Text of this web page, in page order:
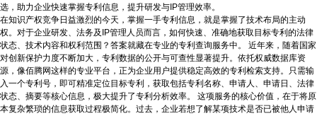
选，助力企业快速掌握专利信息，提升研发与IP管理效率。
在知识产权竞争日益激烈的今天，掌握一手专利信息，就是掌握了技术布局的主动
权。对于企业研发、法务及IP管理人员而言，如何快速、准确地获取目标专利的法律
状态、技术内容和权利范围？答案就藏在专业的专利查询服务中。 近年来，随着国家
对创新保护力度不断加大，专利数据的公开与可查性显著提升。依托权威数据库资
源，像佰腾网这样的专业平台，正为企业用户提供稳定高效的专利检索支持。只需输
入一个专利号，即可精准定位目标专利，获取包括专利名称、申请人、申请日、法律
状态、摘要等核心信息，极大提升了专利分析效率。 这项服务的核心价值，在于将原
本复杂繁琐的信息获取过程极简化。过去，企业若想了解某项技术是否已被他人申请